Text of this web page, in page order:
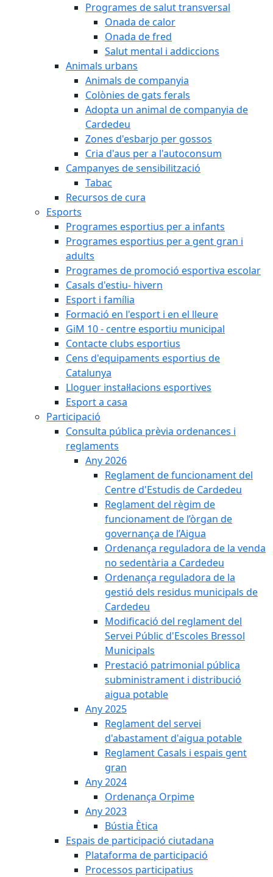
Programes de salut transversal
Onada de calor
Onada de fred
Salut mental i addiccions
Animals urbans
Animals de companyia
Colònies de gats ferals
Adopta un animal de companyia de
Cardedeu
Zones d'esbarjo per gossos
Cria d'aus per a l'autoconsum
Campanyes de sensibilització
Tabac
Recursos de cura
Esports
Programes esportius per a infants
Programes esportius per a gent gran i
adults
Programes de promoció esportiva escolar
Casals d'estiu- hivern
Esport i família
Formació en l'esport i en el lleure
GiM 10 - centre esportiu municipal
Contacte clubs esportius
Cens d'equipaments esportius de
Catalunya
Lloguer instal·lacions esportives
Esport a casa
Participació
Consulta pública prèvia ordenances i
reglaments
Any 2026
Reglament de funcionament del
Centre d'Estudis de Cardedeu
Reglament del règim de
funcionament de l’òrgan de
governança de l’Aigua
Ordenança reguladora de la venda
no sedentària a Cardedeu
Ordenança reguladora de la
gestió dels residus municipals de
Cardedeu
Modificació del reglament del
Servei Públic d'Escoles Bressol
Municipals
Prestació patrimonial pública
subministrament i distribució
aigua potable
Any 2025
Reglament del servei
d'abastament d'aigua potable
Reglament Casals i espais gent
gran
Any 2024
Ordenança Orpime
Any 2023
Bústia Ètica
Espais de participació ciutadana
Plataforma de participació
Processos participatius